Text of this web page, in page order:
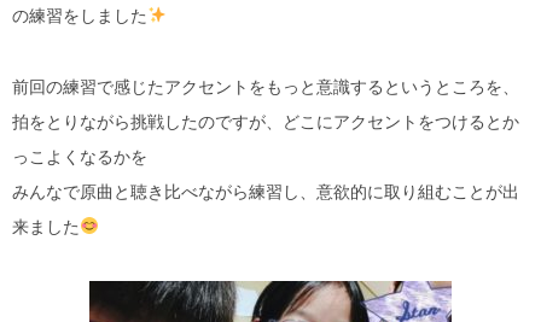
の練習をしました
前回の練習で感じたアクセントをもっと意識するというところを、
拍をとりながら挑戦したのですが、どこにアクセントをつけるとか
っこよくなるかを
みんなで原曲と聴き比べながら練習し、意欲的に取り組むことが出
来ました